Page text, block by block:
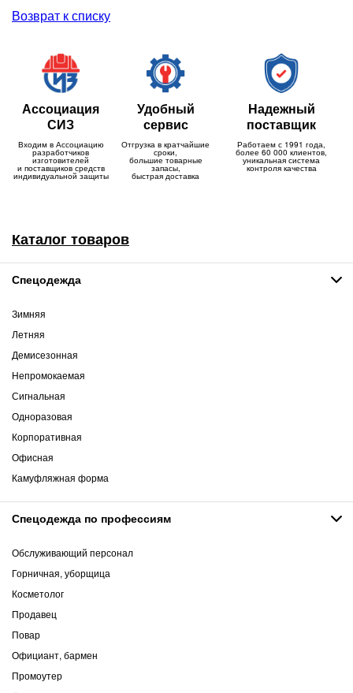
Возврат к списку
Ассоциация
СИЗ
Входим в Ассоциацию
разработчиков
изготовителей
и поставщиков средств
индивидуальной защиты
Удобный
сервис
Отгрузка в кратчайшие
сроки,
большие товарные
запасы,
быстрая доставка
Надежный
поставщик
Работаем с 1991 года,
более 60 000 клиентов,
уникальная система
контроля качества
Каталог товаров
Спецодежда
Зимняя
Летняя
Демисезонная
Непромокаемая
Сигнальная
Одноразовая
Корпоративная
Офисная
Камуфляжная форма
Спецодежда по профессиям
Обслуживающий персонал
Горничная, уборщица
Косметолог
Продавец
Повар
Официант, бармен
Промоутер